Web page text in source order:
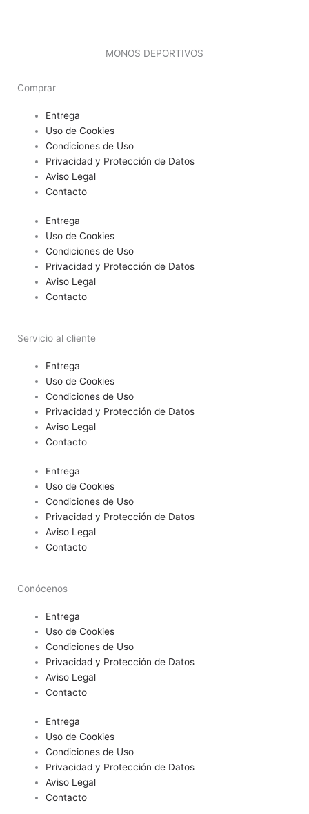
MONOS DEPORTIVOS
Comprar
Entrega
Uso de Cookies
Condiciones de Uso
Privacidad y Protección de Datos
Aviso Legal
Contacto
Entrega
Uso de Cookies
Condiciones de Uso
Privacidad y Protección de Datos
Aviso Legal
Contacto
Servicio al cliente
Entrega
Uso de Cookies
Condiciones de Uso
Privacidad y Protección de Datos
Aviso Legal
Contacto
Entrega
Uso de Cookies
Condiciones de Uso
Privacidad y Protección de Datos
Aviso Legal
Contacto
Conócenos
Entrega
Uso de Cookies
Condiciones de Uso
Privacidad y Protección de Datos
Aviso Legal
Contacto
Entrega
Uso de Cookies
Condiciones de Uso
Privacidad y Protección de Datos
Aviso Legal
Contacto